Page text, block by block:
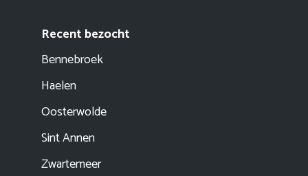
Recent bezocht
Bennebroek
Haelen
Oosterwolde
Sint Annen
Zwartemeer